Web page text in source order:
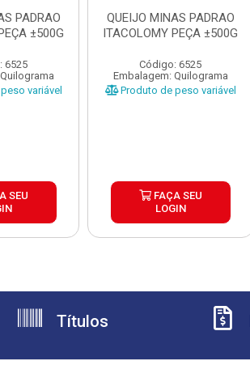
PADRAO
±500G
6525
variável
SEU
QUEIJO MINAS PADRAO
ITACOLOMY PEÇA ±500G
Código: 6525
Embalagem: Quilograma
Produto de peso variável
FAÇA SEU
LOGIN
Títulos